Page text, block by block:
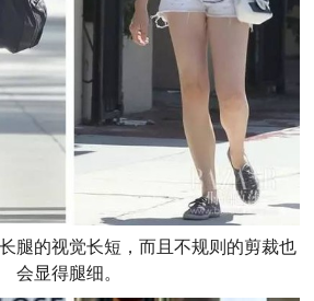
腿的视觉长短，而且不规则的剪裁也
会显得腿细。